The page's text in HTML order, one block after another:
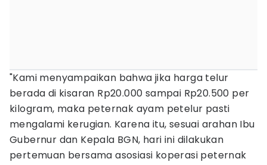
"Kami menyampaikan bahwa jika harga telur
berada di kisaran Rp20.000 sampai Rp20.500 per
kilogram, maka peternak ayam petelur pasti
mengalami kerugian. Karena itu, sesuai arahan Ibu
Gubernur dan Kepala BGN, hari ini dilakukan
pertemuan bersama asosiasi koperasi peternak